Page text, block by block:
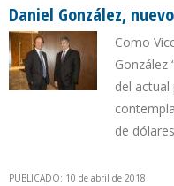
AMBIENTE Y LAS
Daniel González, nuevo
Como
González
del
de
PUBLICADO: 10 de abril de 2018